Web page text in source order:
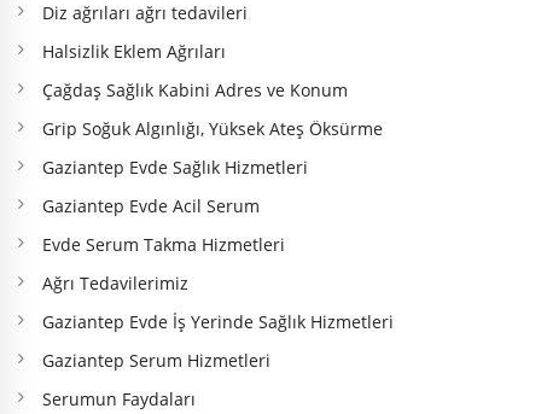
Diz ağrıları ağrı tedavileri
Halsizlik Eklem Ağrıları
Çağdaş Sağlık Kabini Adres ve Konum
Grip Soğuk Algınlığı, Yüksek Ateş Öksürme
Gaziantep Evde Sağlık Hizmetleri
Gaziantep Evde Acil Serum
Evde Serum Takma Hizmetleri
Ağrı Tedavilerimiz
Gaziantep Evde İş Yerinde Sağlık Hizmetleri
Gaziantep Serum Hizmetleri
Serumun Faydaları